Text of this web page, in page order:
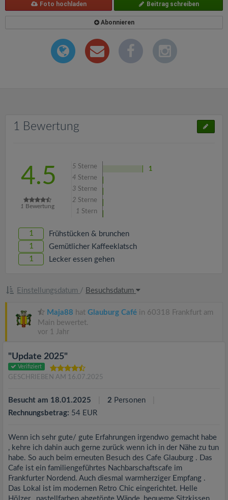
Foto hochladen Beitrag schreiben
Abonnieren
1 Bewertung
4.5
1 Bewertung
5 Sterne
1
4 Sterne
3 Sterne
2 Sterne
1 Stern
1 Frühstücken & brunchen
1 Gemütlicher Kaffeeklatsch
1 Lecker essen gehen
Einstellungsdatum / Besuchsdatum
Maja88 hat Glauburg Café in 60318 Frankfurt am
Main bewertet.
vor 1 Jahr
"Update 2025"
Verifiziert
GESCHRIEBEN AM 16.07.2025
Besucht am 18.01.2025 2 Personen
Rechnungsbetrag: 54 EUR
Wenn ich sehr gute/ gute Erfahrungen irgendwo gemacht habe
, kehre ich dahin auch gerne zurück wenn ich in der Nähe zu tun
habe. So auch beim erneuten Besuch des Cafe Glauburg . Das
Cafe ist ein familiengeführtes Nachbarschaftscafe im
Frankfurter Nordend. Auch diesmal warmherziger Empfang .
Das Lokal ist im modernen Retro Chic eingerichtet. Helle